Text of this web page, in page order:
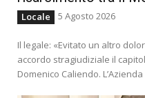
Locale 5 Agosto 2026
Il legale: «Evitato un altro
accordo stragiudiziale il
Domenico Caliendo.